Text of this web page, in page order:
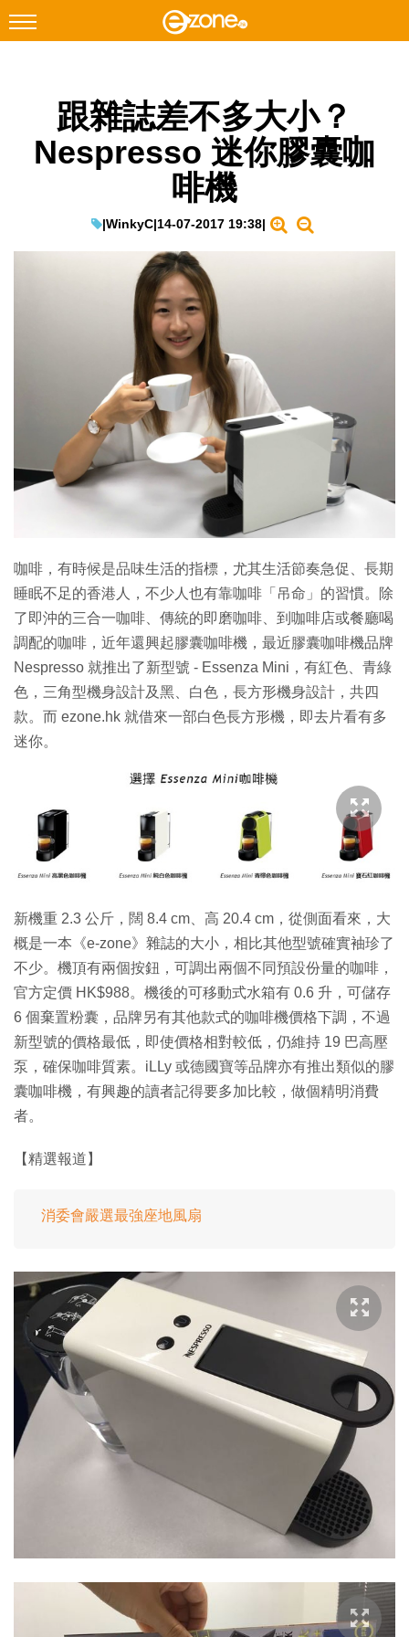
Facebook Instagram
科技焦點
教學評測
生成式AI與雲端應用
Enterprise Digital Transformation
跟雜誌差不多大小？
Nespresso 迷你膠囊咖
啡機
|WinkyC|14-07-2017 19:38|
咖啡，有時候是品味生活的指標，尤其生活節奏急促、長期
睡眠不足的香港人，不少人也有靠咖啡「吊命」的習慣。除
了即沖的三合一咖啡、傳統的即磨咖啡、到咖啡店或餐廳喝
調配的咖啡，近年還興起膠囊咖啡機，最近膠囊咖啡機品牌
Nespresso 就推出了新型號 - Essenza Mini，有紅色、青綠
色，三角型機身設計及黑、白色，長方形機身設計，共四
款。而 ezone.hk 就借來一部白色長方形機，即去片看有多
迷你。
新機重 2.3 公斤，闊 8.4 cm、高 20.4 cm，從側面看來，大
概是一本《e-zone》雜誌的大小，相比其他型號確實袖珍了
不少。機頂有兩個按鈕，可調出兩個不同預設份量的咖啡，
官方定價 HK$988。機後的可移動式水箱有 0.6 升，可儲存
6 個棄置粉囊，品牌另有其他款式的咖啡機價格下調，不過
新型號的價格最低，即使價格相對較低，仍維持 19 巴高壓
泵，確保咖啡質素。iLLy 或德國寶等品牌亦有推出類似的膠
囊咖啡機，有興趣的讀者記得要多加比較，做個精明消費
者。
【精選報道】
消委會嚴選最強座地風扇